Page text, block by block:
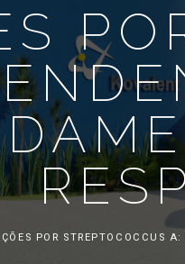
POR STREPTOCOCCUS